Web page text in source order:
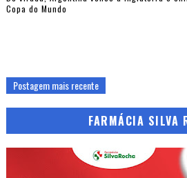
Copa do Mundo
Postagem mais recente
FARMÁCIA SILVA